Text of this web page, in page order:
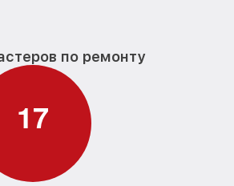
по ремонту
17